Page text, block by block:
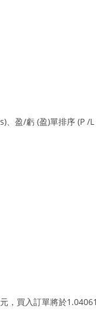
、盈/虧 (盈)單排序 (P
買入訂單將於1.04061